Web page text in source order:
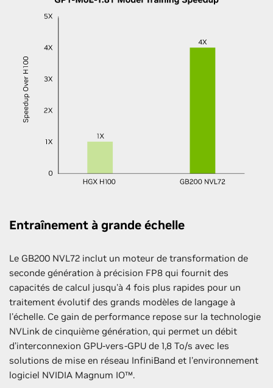
Entraînement à grande échelle
Le GB200 NVL72 inclut un moteur de transformation de
seconde génération à précision FP8 qui fournit des
capacités de calcul jusqu'à 4 fois plus rapides pour un
traitement évolutif des grands modèles de langage à
l'échelle. Ce gain de performance repose sur la technologie
NVLink de cinquième génération, qui permet un débit
d’interconnexion GPU-vers-GPU de 1,8 To/s avec les
solutions de mise en réseau InfiniBand et l'environnement
logiciel NVIDIA Magnum IO™.